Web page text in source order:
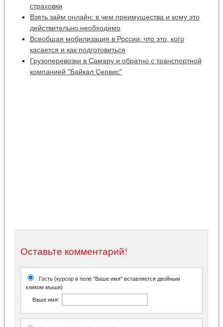
страховки
Взять займ онлайн: в чем преимущества и кому это
действительно необходимо
Всеобщая мобилизация в России: что это, кого
касается и как подготовиться
Грузоперевозки в Самару и обратно с транспортной
компанией "Байкал Сервис"
Оставьте комментарий!
Гость (курсор в поле "Ваше имя" вставляется двойным
кликом мыши)
Ваше имя: